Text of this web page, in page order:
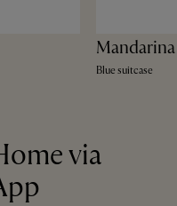
Blue suitcase
via